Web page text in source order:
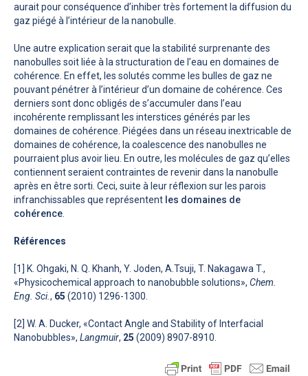
aurait pour conséquence d’inhiber très fortement la diffusion du
gaz piégé à l’intérieur de la nanobulle.
Une autre explication serait que la stabilité surprenante des
nanobulles soit liée à la structuration de l’eau en domaines de
cohérence. En effet, les solutés comme les bulles de gaz ne
pouvant pénétrer à l’intérieur d’un domaine de cohérence. Ces
derniers sont donc obligés de s’accumuler dans l’eau
incohérente remplissant les interstices générés par les
domaines de cohérence. Piégées dans un réseau inextricable de
domaines de cohérence, la coalescence des nanobulles ne
pourraient plus avoir lieu. En outre, les molécules de gaz qu’elles
contiennent seraient contraintes de revenir dans la nanobulle
après en être sorti. Ceci, suite à leur réflexion sur les parois
infranchissables que représentent les domaines de
cohérence
Références
[1] K. Ohgaki, N. Q. Khanh, Y. Joden, A.Tsuji, T. Nakagawa T.,
«Physicochemical approach to nanobubble solutions», Chem.
Eng. Sci., 65 (2010) 1296-1300.
[2] W. A. Ducker, «Contact Angle and Stability of Interfacial
Nanobubbles», Langmuir, 25 (2009) 8907-8910.